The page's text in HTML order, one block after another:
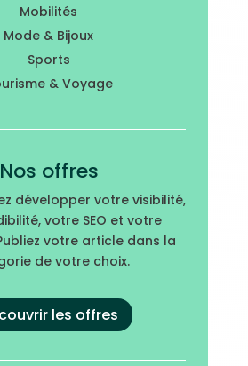
Mobilités
Mode & Bijoux
Sports
& Voyage
Nos offres
développer votre visibilité,
votre SEO et votre
votre article dans la
de votre choix.
les offres